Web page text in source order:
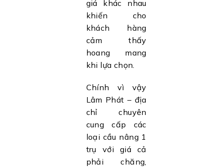
giá khác nhau
khiến cho
khách hàng
cảm thấy
hoang mang
khi lựa chọn.
Chính vì vậy
Lâm Phát – địa
chỉ chuyên
cung cấp các
loại cầu nâng 1
trụ với giá cả
phải chăng,